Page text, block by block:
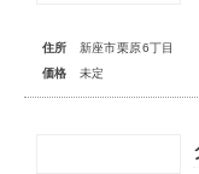
住所
新座市栗原6丁目
価格
未定